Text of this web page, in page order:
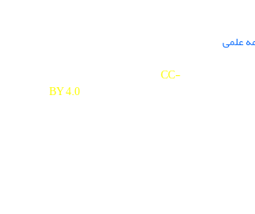
علمی
CC-
BY 4.0